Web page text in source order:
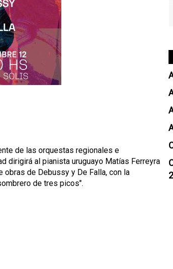
de las orquestas regionales e
dirigirá al pianista uruguayo Matías Ferreyra
obras de Debussy y De Falla, con la
de tres picos".